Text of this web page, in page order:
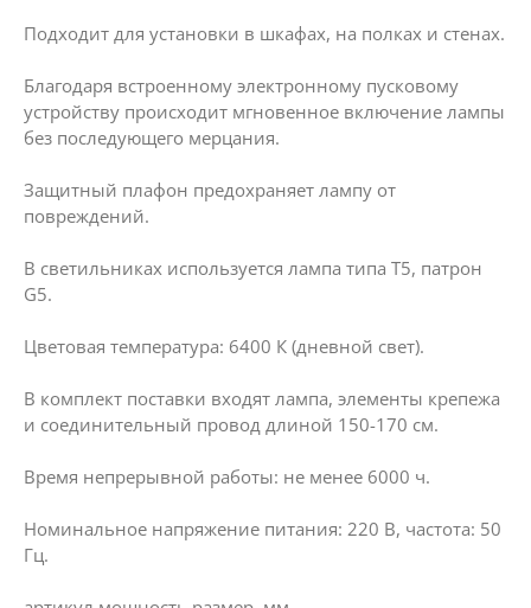
Подходит для установки в шкафах, на полках и стенах.
Благодаря встроенному электронному пусковому
устройству происходит мгновенное включение лампы
без последующего мерцания.
Защитный плафон предохраняет лампу от
повреждений.
В светильниках используется лампа типа Т5, патрон
G5.
Цветовая температура: 6400 К (дневной свет).
В комплект поставки входят лампа, элементы крепежа
и соединительный провод длиной 150-170 см.
Время непрерывной работы: не менее 6000 ч.
Номинальное напряжение питания: 220 В, частота: 50
Гц.